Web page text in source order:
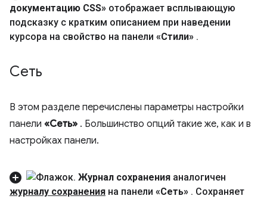
документацию CSS» отображает всплывающую
подсказку с кратким описанием при наведении
курсора на свойство на панели «Стили» .
Сеть
В этом разделе перечислены параметры настройки
панели «Сеть» . Большинство опций такие же, как и в
настройках панели.
Журнал сохранения аналогичен
журналу сохранения на панели «Сеть» . Сохраняет